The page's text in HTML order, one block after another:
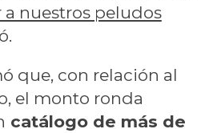
nuestros peludos
que, con relación al
el monto ronda
catálogo de más de